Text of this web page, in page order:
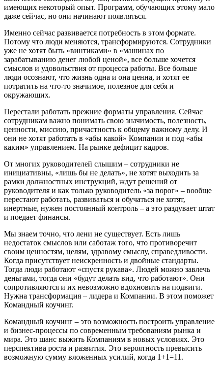
имеющих некоторый опыт. Программ, обучающих этому мало
даже сейчас, но они начинают появляться.
Именно сейчас развивается потребность в этом формате.
Потому что люди меняются, трансформируются. Сотрудники
уже не хотят быть «винтиками» в «машинах по
зарабатыванию денег любой ценой», все больше хочется
смыслов и удовольствия от процесса работы. Все больше
люди осознают, что жизнь одна и она ценна, и хотят ее
потратить на что-то значимое, полезное для себя и
окружающих.
Перестали работать прежние форматы управления. Сейчас
сотрудникам важно понимать свою значимость, полезность,
ценности, миссию, причастность к общему важному делу. И
они не хотят работать в «абы какой» Компании и под «абы
каким» управлением. На рынке дефицит кадров.
От многих руководителей слышим – сотрудники не
инициативны, «лишь бы не делать», не хотят выходить за
рамки должностных инструкций, ждут решений от
руководителя и как только руководитель «за порог» – вообще
перестают работать, развиваться и обучаться не хотят,
инертные, нужен постоянный контроль – а это раздувает штат
и поедает финансы.
Мы знаем точно, что лени не существует. Есть лишь
недостаток смыслов или саботаж того, что противоречит
своим ценностям, целям, здравому смыслу, справедливости.
Когда присутствует неискренность и двойные стандарты.
Тогда люди работают «спустя рукава». Людей можно завлечь
деньгами, тогда они «будут делать вид, что работают». Они
сопротивляются и их невозможно вдохновить на подвиги.
Нужна трансформация – лидера и Компании. В этом поможет
Командный коучинг.
Командный коучинг – это возможность построить управление
и бизнес-процессы по современным требованиям рынка и
мира. Это шанс выжить Компаниям в новых условиях. Это
перспектива роста и развития. Это вероятность превысить
возможную сумму вложенных усилий, когда 1+1=11.